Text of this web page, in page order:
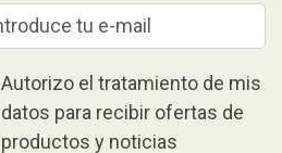
Autorizo el tratamiento de mis
datos para recibir ofertas de
productos y noticias